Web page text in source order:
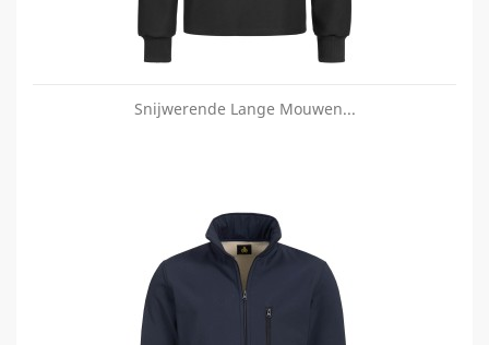
Snijwerende Lange Mouwen...